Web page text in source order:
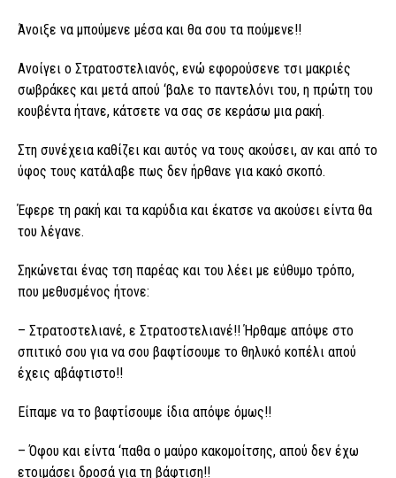
Άνοιξε να μπούμενε μέσα και θα σου τα πούμενε!!
Ανοίγει ο Στρατοστελιανός, ενώ εφορούσενε τσι μακριές
σωβράκες και μετά απού ‘βαλε το παντελόνι του, η πρώτη του
κουβέντα ήτανε, κάτσετε να σας σε κεράσω μια ρακή.
Στη συνέχεια καθίζει και αυτός να τους ακούσει, αν και από το
ύφος τους κατάλαβε πως δεν ήρθανε για κακό σκοπό.
Έφερε τη ρακή και τα καρύδια και έκατσε να ακούσει είντα θα
του λέγανε.
Σηκώνεται ένας τση παρέας και του λέει με εύθυμο τρόπο,
που μεθυσμένος ήτονε:
– Στρατοστελιανέ, ε Στρατοστελιανέ!! Ήρθαμε απόψε στο
σπιτικό σου για να σου βαφτίσουμε το θηλυκό κοπέλι απού
έχεις αβάφτιστο!!
Είπαμε να το βαφτίσουμε ίδια απόψε όμως!!
– Όφου και είντα ‘παθα ο μαύρο κακομοίτσης, απού δεν έχω
ετοιμάσει δροσά για τη βάφτιση!!